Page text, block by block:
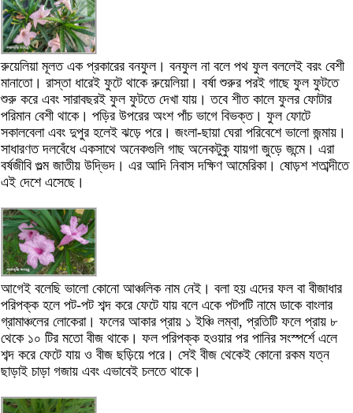
রুয়েলিয়া মূলত এক প্রকারের বনফুল। বনফুল না বলে পথ ফুল বললেই বরং বেশী
মানাতো। রাস্তা ধারেই ফুটে থাকে রুয়েলিয়া। বর্ষা শুরুর পরই গাছে ফুল ফুটতে
শুরু করে এবং সারাবছরই ফুল ফুটতে দেখা যায়। তবে শীত কালে ফুলর ফোটার
পরিমান বেশী থাকে। পড়ির উপরের অংশ পাঁচ ভাগে বিভক্ত। ফুল ফোটে
সকালবেলা এবং দুপুর হলেই ঝড়ে পরে। জংলা-ছায়া ঘেরা পরিবেশে ভালো জন্মায়।
সাধারণত দলবেঁধে একসাথে অনেকগুলি গাছ অনেকটুকু যায়গা জুড়ে জন্মে। এরা
বর্ষজীবি গুল্ম জাতীয় উদ্ভিদ। এর আদি নিবাস দক্ষিণ আমেরিকা। ষোড়শ শতাব্দীতে
এই দেশে এসেছে।
আগেই বলেছি ভালো কোনো আঞ্চলিক নাম নেই। বলা হয় এদের ফল বা বীজাধার
পরিপক্ক হলে পট-পট শব্দ করে ফেটে যায় বলে একে পটপটি নামে ডাকে বাংলার
গ্রামাঞ্চলের লোকেরা। ফলের আকার প্রায় ১ ইঞ্চি লম্বা, প্রতিটি ফলে প্রায় ৮
থেকে ১০ টির মতো বীজ থাকে। ফল পরিপক্ক হওয়ার পর পানির সংস্পর্শে এলে
শব্দ করে ফেটে যায় ও বীজ ছড়িয়ে পরে। সেই বীজ থেকেই কোনো রকম যত্ন
ছাড়াই চাড়া গজায় এবং এভাবেই চলতে থাকে।